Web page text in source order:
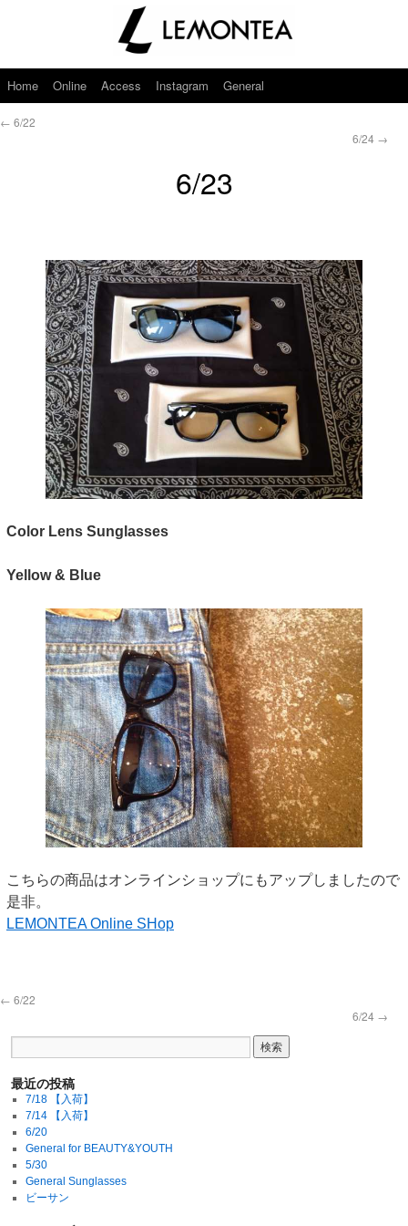
Home Online Access Instagram General
← 6/22
6/24 →
6/23
Color Lens Sunglasses
Yellow & Blue
こちらの商品はオンラインショップにもアップしましたので
是非。
LEMONTEA Online SHop
← 6/22
6/24 →
最近の投稿
7/18 【入荷】
7/14 【入荷】
6/20
General for BEAUTY&YOUTH
5/30
General Sunglasses
ビーサン